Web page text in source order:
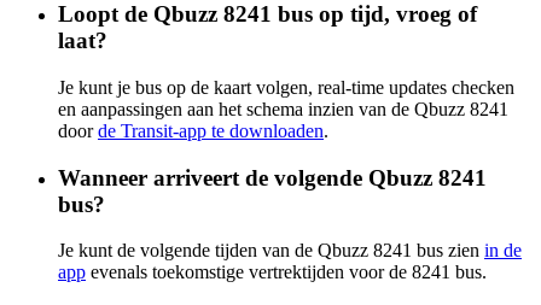
Loopt de Qbuzz 8241 bus op tijd, vroeg of
laat?
Je kunt je bus op de kaart volgen, real-time updates checken
en aanpassingen aan het schema inzien van de Qbuzz 8241
doorde Transit-app te downloaden.
Wanneer arriveert de volgende Qbuzz 8241
bus?
Je kunt de volgende tijden van de Qbuzz 8241 bus zien in de
app evenals toekomstige vertrektijden voor de 8241 bus.